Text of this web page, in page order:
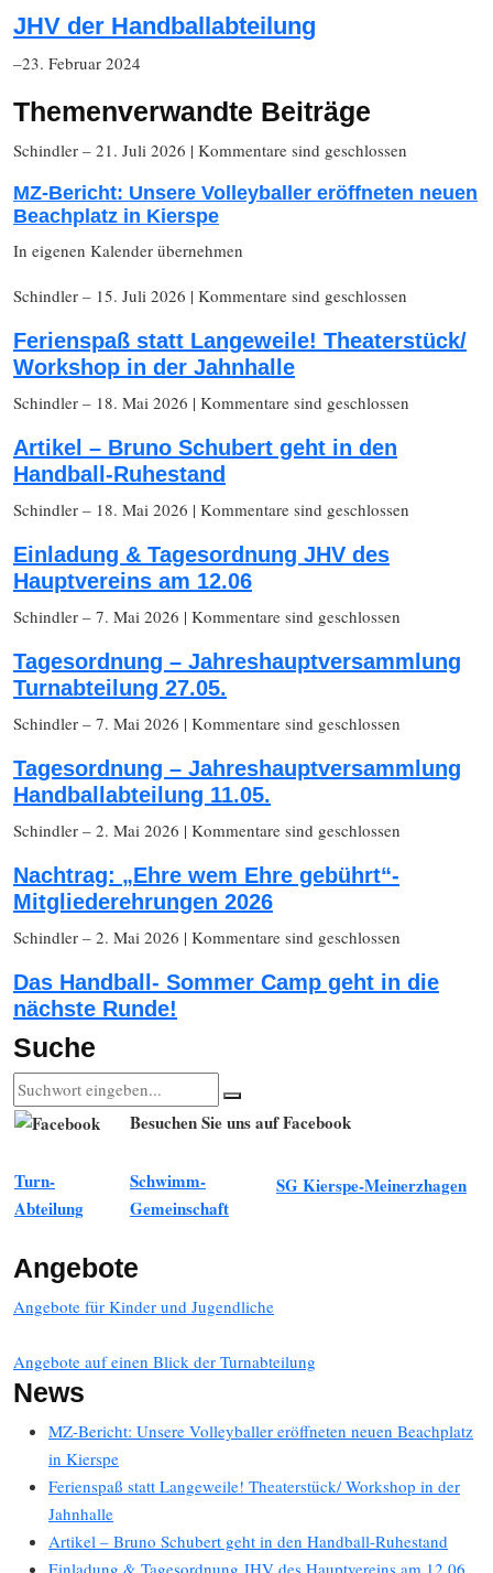
JHV der Handballabteilung
–23. Februar 2024
Themenverwandte Beiträge
Schindler – 21. Juli 2026 | Kommentare sind geschlossen
MZ-Bericht: Unsere Volleyballer eröffneten neuen
Beachplatz in Kierspe
In eigenen Kalender übernehmen
Schindler – 15. Juli 2026 | Kommentare sind geschlossen
Ferienspaß statt Langeweile! Theaterstück/
Workshop in der Jahnhalle
Schindler – 18. Mai 2026 | Kommentare sind geschlossen
Artikel – Bruno Schubert geht in den
Handball-Ruhestand
Schindler – 18. Mai 2026 | Kommentare sind geschlossen
Einladung & Tagesordnung JHV des
Hauptvereins am 12.06
Schindler – 7. Mai 2026 | Kommentare sind geschlossen
Tagesordnung – Jahreshauptversammlung
Turnabteilung 27.05.
Schindler – 7. Mai 2026 | Kommentare sind geschlossen
Tagesordnung – Jahreshauptversammlung
Handballabteilung 11.05.
Schindler – 2. Mai 2026 | Kommentare sind geschlossen
Nachtrag: „Ehre wem Ehre gebührt“-
Mitgliederehrungen 2026
Schindler – 2. Mai 2026 | Kommentare sind geschlossen
Das Handball- Sommer Camp geht in die
nächste Runde!
Suche
Besuchen Sie uns auf Facebook
Turn-
Abteilung
Schwimm-
Gemeinschaft
SG Kierspe-Meinerzhagen
Angebote
Angebote für Kinder und Jugendliche
Angebote auf einen Blick der Turnabteilung
News
MZ-Bericht: Unsere Volleyballer eröffneten neuen Beachplatz
in Kierspe
Ferienspaß statt Langeweile! Theaterstück/ Workshop in der
Jahnhalle
Artikel – Bruno Schubert geht in den Handball-Ruhestand
Einladung & Tagesordnung JHV des Hauptvereins am 12.06